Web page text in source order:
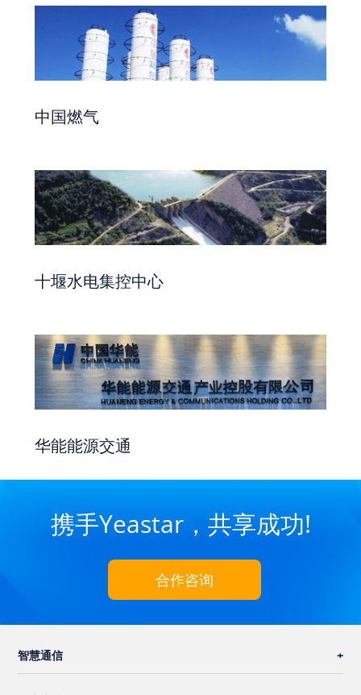
中国燃气
十堰水电集控中心
华能能源交通
携手Yeastar，共享成功!
合作咨询
智慧通信